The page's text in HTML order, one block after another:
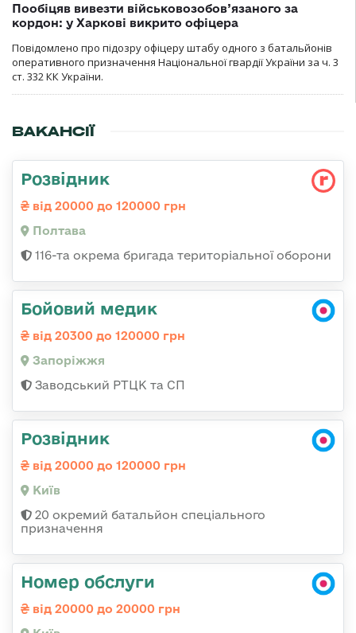
Пообіцяв вивезти військовозобов’язаного за
кордон: у Харкові викрито офіцера
Повідомлено про підозру офіцеру штабу одного з батальйонів
оперативного призначення Національної гвардії України за ч. 3
ст. 332 КК України.
ВАКАНСІЇ
Розвідник
від 20000 до 120000 грн
Полтава
116-та окрема бригада територіальної оборони
Бойовий медик
від 20300 до 120000 грн
Запоріжжя
Заводський РТЦК та СП
Розвідник
від 20000 до 120000 грн
Київ
20 окремий батальйон спеціального
призначення
Номер обслуги
від 20000 до 20000 грн